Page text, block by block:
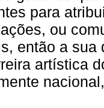
para
ou
então a
artística